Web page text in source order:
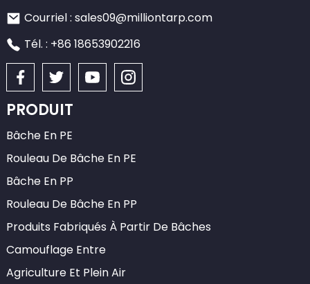
Courriel : sales09@milliontarp.com
Tél. : +86 18653902216
PRODUIT
Bâche En PE
Rouleau De Bâche En PE
Bâche En PP
Rouleau De Bâche En PP
Produits Fabriqués À Partir De Bâches
Camouflage Entre
Agriculture Et Plein Air